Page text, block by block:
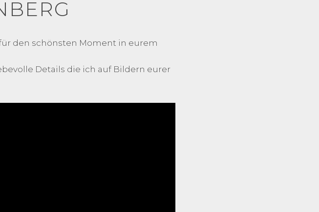
den schönsten Moment in eurem
Details die ich auf Bildern eurer